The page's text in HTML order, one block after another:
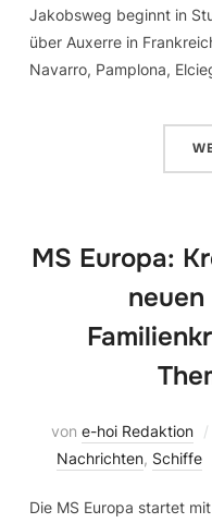
Jakobsweg beginnt in
über Auxerre in
Navarro, Pamplona,
MS Europa:
neuen
von e-hoi Redaktion
Nachrichten, Schiffe
Die MS Europa startet